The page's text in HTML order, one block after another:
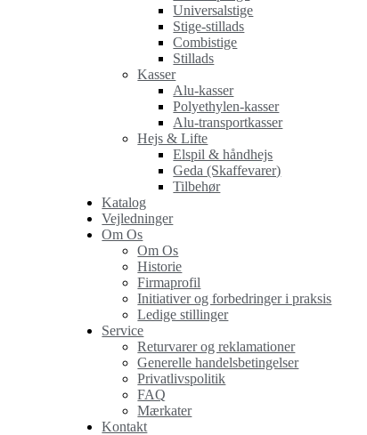
Universalstige
Stige-stillads
Combistige
Stillads
Kasser
Alu-kasser
Polyethylen-kasser
Alu-transportkasser
Hejs & Lifte
Elspil & håndhejs
Geda (Skaffevarer)
Tilbehør
Katalog
Vejledninger
Om Os
Om Os
Historie
Firmaprofil
Initiativer og forbedringer i praksis
Ledige stillinger
Service
Returvarer og reklamationer
Generelle handelsbetingelser
Privatlivspolitik
FAQ
Mærkater
Kontakt